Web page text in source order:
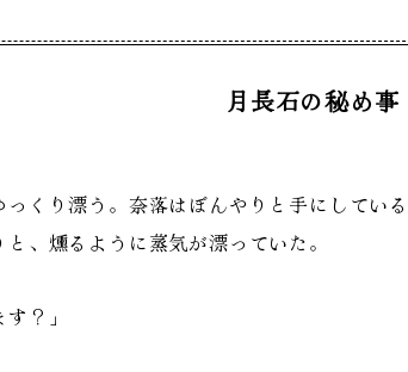
月長石の秘め
くり漂う。奈落はぼんやりと手にしてい
、燻るように蒸気が漂っていた。
？」